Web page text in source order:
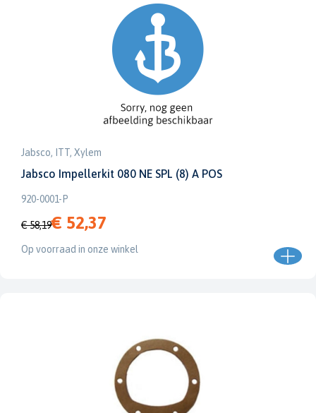
Jabsco, ITT, Xylem
Jabsco Impellerkit 080 NE SPL (8) A POS
920-0001-P
€ 58,19€ 52,37
Op voorraad in onze winkel